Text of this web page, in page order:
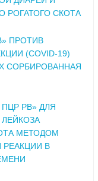
РОГАТОГО СКОТА
ПРОТИВ
(COVID-19)
СОРБИРОВАННАЯ
РВ» ДЛЯ
МЕТОДОМ
В